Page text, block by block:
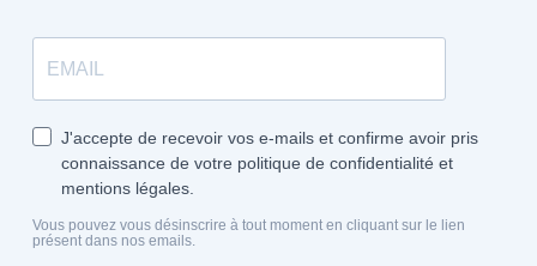
J'accepte de recevoir vos e-mails et confirme avoir pris
connaissance de votre politique de confidentialité et
mentions légales.
Vous pouvez vous désinscrire à tout moment en cliquant sur le lien
présent dans nos emails.